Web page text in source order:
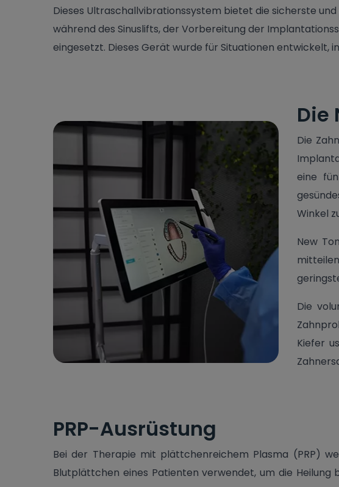
Dieses Ultraschallvibrationssystem bietet die sicherste
während des Sinuslifts, der Vorbereitung der
eingesetzt. Dieses Gerät wurde für Situationen
Die
Die
eine
Winkel
New
Die
Kiefer
PRP-Ausrüstung
Bei der Therapie mit plättchenreichem Plasma (PRP)
Blutplättchen eines Patienten verwendet, um die Heilung